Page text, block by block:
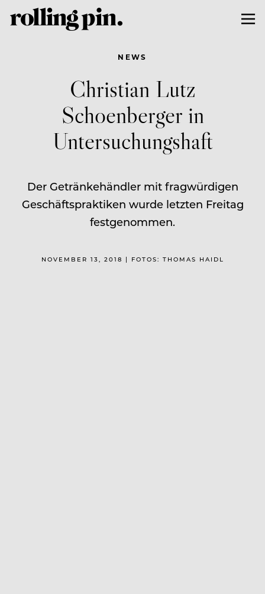
NEWS
Christian Lutz
Schoenberger in
Untersuchungshaft
Der Getränkehändler mit fragwürdigen
Geschäftspraktiken wurde letzten Freitag
festgenommen.
NOVEMBER 13, 2018 | FOTOS: THOMAS HAIDL